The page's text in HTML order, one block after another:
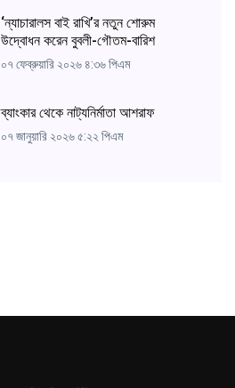
‘ন্যাচারালস বাই রাখি’র নতুন শোরুম
উদ্বোধন করেন বুবলী-গৌতম-বারিশ
০৭ ফেব্রুয়ারি ২০২৬ ৪:৩৬ পিএম
ব্যাংকার থেকে নাট্যনির্মাতা আশরাফ
০৭ জানুয়ারি ২০২৬ ৫:২২ পিএম